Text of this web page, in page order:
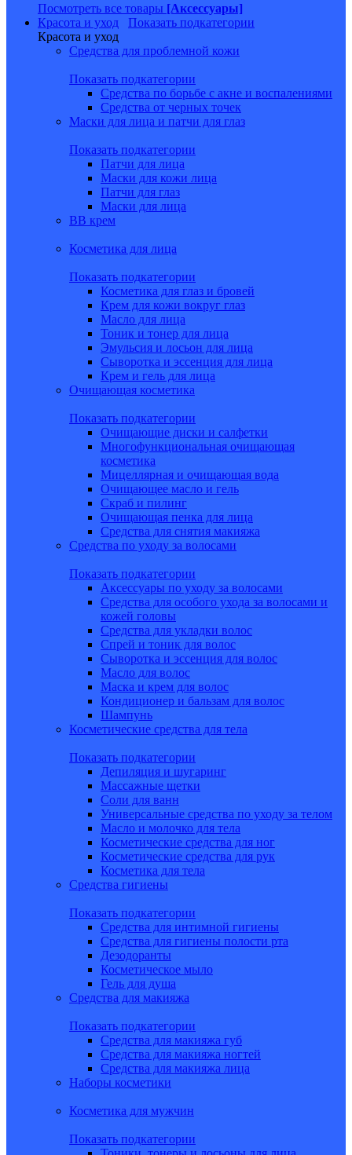
Посмотреть все товары [Аксессуары]
Красота и уход
Показать подкатегории
Красота и уход
Средства для проблемной кожи
Показать подкатегории
Средства по борьбе с акне и воспалениями
Средства от черных точек
Маски для лица и патчи для глаз
Показать подкатегории
Патчи для лица
Маски для кожи лица
Патчи для глаз
Маски для лица
BB крем
Косметика для лица
Показать подкатегории
Косметика для глаз и бровей
Крем для кожи вокруг глаз
Масло для лица
Тоник и тонер для лица
Эмульсия и лосьон для лица
Сыворотка и эссенция для лица
Крем и гель для лица
Очищающая косметика
Показать подкатегории
Очищающие диски и салфетки
Многофункциональная очищающая
косметика
Мицеллярная и очищающая вода
Очищающее масло и гель
Скраб и пилинг
Очищающая пенка для лица
Средства для снятия макияжа
Средства по уходу за волосами
Показать подкатегории
Аксессуары по уходу за волосами
Средства для особого ухода за волосами и
кожей головы
Средства для укладки волос
Спрей и тоник для волос
Сыворотка и эссенция для волос
Масло для волос
Маска и крем для волос
Кондиционер и бальзам для волос
Шампунь
Косметические средства для тела
Показать подкатегории
Депиляция и шугаринг
Массажные щетки
Соли для ванн
Универсальные средства по уходу за телом
Масло и молочко для тела
Косметические средства для ног
Косметические средства для рук
Косметика для тела
Средства гигиены
Показать подкатегории
Средства для интимной гигиены
Средства для гигиены полости рта
Дезодоранты
Косметическое мыло
Гель для душа
Средства для макияжа
Показать подкатегории
Средства для макияжа губ
Средства для макияжа ногтей
Средства для макияжа лица
Наборы косметики
Косметика для мужчин
Показать подкатегории